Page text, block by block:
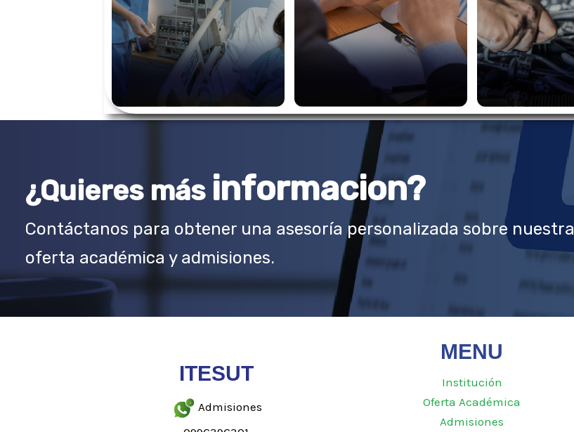
¿Quieres más informacion?
Contáctanos para obtener una asesoría personalizada sobre nuestra
oferta académica y admisiones.
ITESUT
Admisiones
MENU
Institución
Oferta Académica
Admisiones